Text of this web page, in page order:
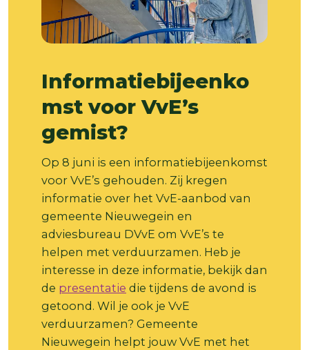
Informatiebijeenko
mst voor VvE’s
gemist?
Op 8 juni is een informatiebijeenkomst
voor VvE’s gehouden. Zij kregen
informatie over het VvE-aanbod van
gemeente Nieuwegein en
adviesbureau DVvE om VvE’s te
helpen met verduurzamen. Heb je
interesse in deze informatie, bekijk dan
de presentatie die tijdens de avond is
getoond. Wil je ook je VvE
verduurzamen? Gemeente
Nieuwegein helpt jouw VvE met het